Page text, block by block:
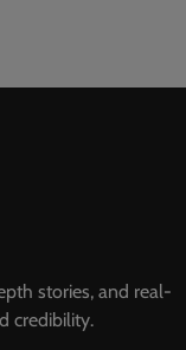
stories, and real-
credibility.